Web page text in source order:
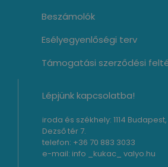
Beszámolók
Esélyegyenlőségi terv
Támogatási szerződési
Lépjünk kapcsolatba!
iroda és székhely: 1114
Dezső tér 7.
telefon: +36 70 883 3033
e-mail: info _kukac_ valyo.hu